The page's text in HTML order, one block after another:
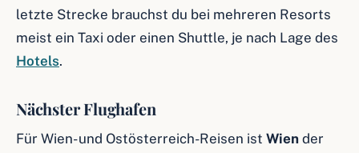
letzte Strecke brauchst du bei mehreren Resorts
meist ein Taxi oder einen Shuttle, je nach Lage des
Hotels.
Nächster Flughafen
Für Wien- und Ostösterreich-Reisen ist Wien der